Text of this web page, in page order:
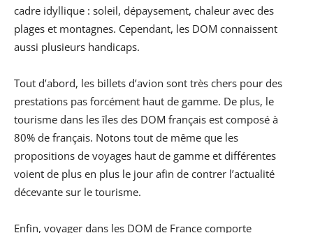
cadre idyllique : soleil, dépaysement, chaleur avec des
plages et montagnes. Cependant, les DOM connaissent
aussi plusieurs handicaps.
Tout d’abord, les billets d’avion sont très chers pour des
prestations pas forcément haut de gamme. De plus, le
tourisme dans les îles des DOM français est composé à
80% de français. Notons tout de même que les
propositions de voyages haut de gamme et différentes
voient de plus en plus le jour afin de contrer l’actualité
décevante sur le tourisme.
Enfin, voyager dans les DOM de France comporte